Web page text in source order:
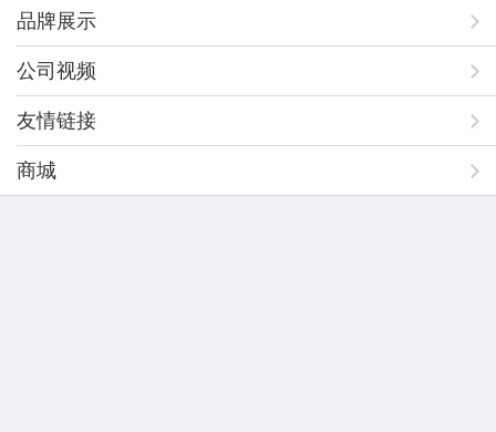
品牌展示
公司视频
友情链接
商城